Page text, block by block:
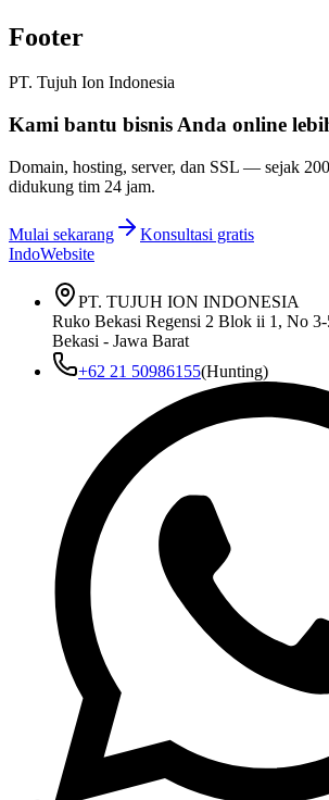
Footer
PT. Tujuh Ion Indonesia
Kami bantu bisnis Anda online
Domain, hosting, server, dan SSL — sejak
didukung tim 24 jam.
Mulai sekarang
Konsultasi gratis
IndoWebsite
PT. TUJUH ION INDONESIA
Ruko Bekasi Regensi 2 Blok ii 1, No
Bekasi - Jawa Barat
+62 21 50986155(Hunting)